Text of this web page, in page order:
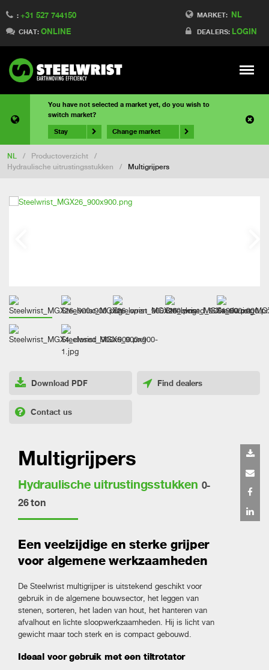
MARKET: NL
DEALERS: LOGIN
: +31 527 744150
CHAT: ONLINE
Meny
You have not selected a market yet, do you wish to
switch market?
Stay Change market
NL / Productoverzicht
/
Hydraulische uitrustingsstukken
/ Multigrijpers
Download PDF Find dealers
Contact us
Multigrijpers
Hydraulische uitrustingsstukken 0-
26 ton
Een veelzijdige en sterke grijper
voor algemene werkzaamheden
De Steelwrist multigrijper is uitstekend geschikt voor
gebruik in de algemene bouwsector, het leggen van
stenen, sorteren, het laden van hout, het hanteren van
afvalhout en lichte sloopwerkzaamheden. Hij is licht van
gewicht maar toch sterk en is compact gebouwd.
Ideaal voor gebruik met een tiltrotator